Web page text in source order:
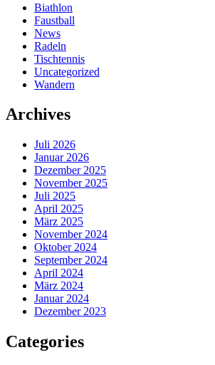
Biathlon
Faustball
News
Radeln
Tischtennis
Uncategorized
Wandern
Archives
Juli 2026
Januar 2026
Dezember 2025
November 2025
Juli 2025
April 2025
März 2025
November 2024
Oktober 2024
September 2024
April 2024
März 2024
Januar 2024
Dezember 2023
Categories